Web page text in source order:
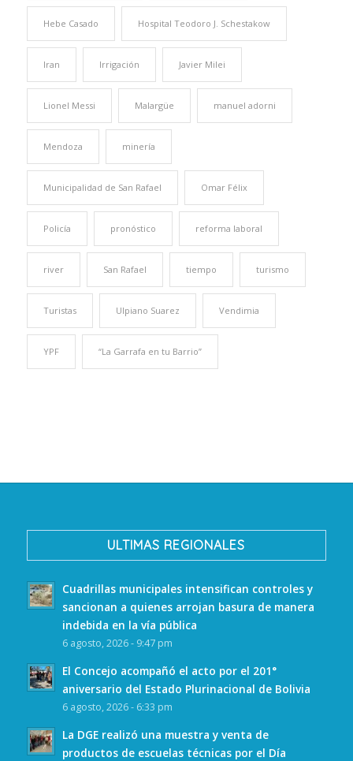
Hebe Casado Hospital Teodoro J. Schestakow
Iran Irrigación Javier Milei
Lionel Messi Malargüe manuel adorni
Mendoza minería
Municipalidad de San Rafael Omar Félix
Policía pronóstico reforma laboral
river San Rafael tiempo turismo
Turistas Ulpiano Suarez Vendimia
YPF “La Garrafa en tu Barrio”
ULTIMAS REGIONALES
Cuadrillas municipales intensifican controles y
sancionan a quienes arrojan basura de manera
indebida en la vía pública
6 agosto, 2026 - 9:47 pm
El Concejo acompañó el acto por el 201°
aniversario del Estado Plurinacional de Bolivia
6 agosto, 2026 - 6:33 pm
La DGE realizó una muestra y venta de
productos de escuelas técnicas por el Día